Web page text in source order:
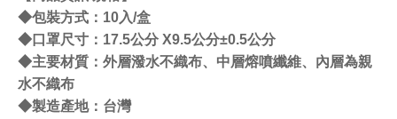
◆包裝方式：10入/盒
◆口罩尺寸：17.5公分 X9.5公分±0.5公分
◆主要材質：外層潑水不織布、中層熔噴纖維、內層為親
水不織布
◆製造產地：台灣